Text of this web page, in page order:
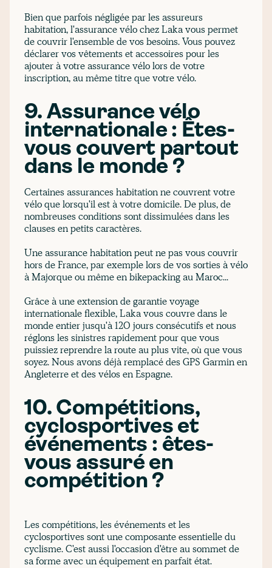
Bien que parfois négligée par les assureurs
habitation, l'assurance vélo chez Laka vous permet
de couvrir l'ensemble de vos besoins. Vous pouvez
déclarer vos vêtements et accessoires pour les
ajouter à votre assurance vélo lors de votre
inscription, au même titre que votre vélo.
9. Assurance vélo
internationale : Êtes-
vous couvert partout
dans le monde ?
Certaines assurances habitation ne couvrent votre
vélo que lorsqu'il est à votre domicile. De plus, de
nombreuses conditions sont dissimulées dans les
clauses en petits caractères.
Une assurance habitation peut ne pas vous couvrir
hors de France, par exemple lors de vos sorties à vélo
à Majorque ou même en bikepacking au Maroc...
Grâce à une extension de garantie voyage
internationale flexible, Laka vous couvre dans le
monde entier jusqu'à 120 jours consécutifs et nous
réglons les sinistres rapidement pour que vous
puissiez reprendre la route au plus vite, où que vous
soyez. Nous avons déjà remplacé des GPS Garmin en
Angleterre et des vélos en Espagne.
10. Compétitions,
cyclosportives et
événements : êtes-
vous assuré en
compétition ?
Les compétitions, les événements et les
cyclosportives sont une composante essentielle du
cyclisme. C'est aussi l'occasion d'être au sommet de
sa forme avec un équipement en parfait état.